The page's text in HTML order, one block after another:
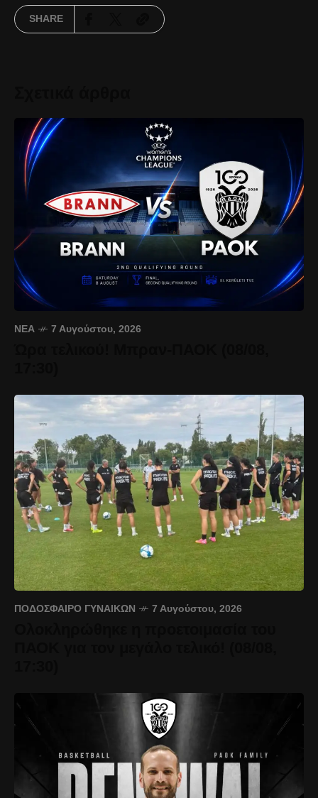
SHARE
ΝΈΑ 7 Αυγούστου, 2026
ΠΟΔΌΣΦΑΙΡΟ ΓΥΝΑΙΚΏΝ 7 Αυγούστου, 2026